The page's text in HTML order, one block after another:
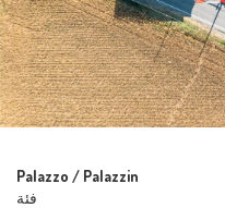
Palazzo / Palazzin
فئة